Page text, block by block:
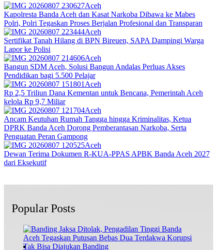
Aceh
Kapolresta Banda Aceh dan Kasat Narkoba Dibawa ke Mabes
Polri, Polri Tegaskan Proses Berjalan Profesional dan Transparan
Aceh
Sertifikat Tanah Hilang di BPN Bireuen, SAPA Dampingi Warga
Lapor ke Polisi
Aceh
Bangun SDM Aceh, Solusi Bangun Andalas Perluas Akses
Pendidikan bagi 5.500 Pelajar
Aceh
Rp 2,5 Triliun Dana Kementan untuk Bencana, Pemerintah Aceh
kelola Rp 9,7 Miliar‎
Aceh
Ancam Keutuhan Rumah Tangga hingga Kriminalitas, Ketua
DPRK Banda Aceh Dorong Pemberantasan Narkoba, Serta
Penguatan Peran Gampong
Aceh
Dewan Terima Dokumen R-KUA-PPAS APBK Banda Aceh 2027
dari Eksekutif
Popular Posts